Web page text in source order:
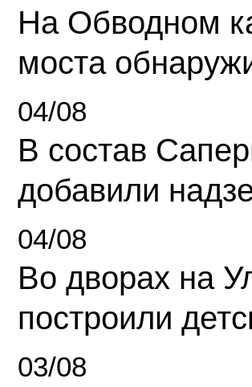
На Обводном
моста
04/08
В состав
добавили
04/08
Во дворах на
построили
03/08